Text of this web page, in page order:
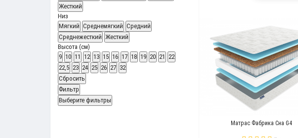
Жесткий
Низ
Мягкий Среднемягкий Средний
Среднежесткий Жесткий
Высота (см)
9 10 11 12 13 15 16 17 18 19 20 21 22
22,5 23 24 25 26 27 32
Сбросить
Фильтр
Выберите фильтры
Матрас Фабрика Сна G4